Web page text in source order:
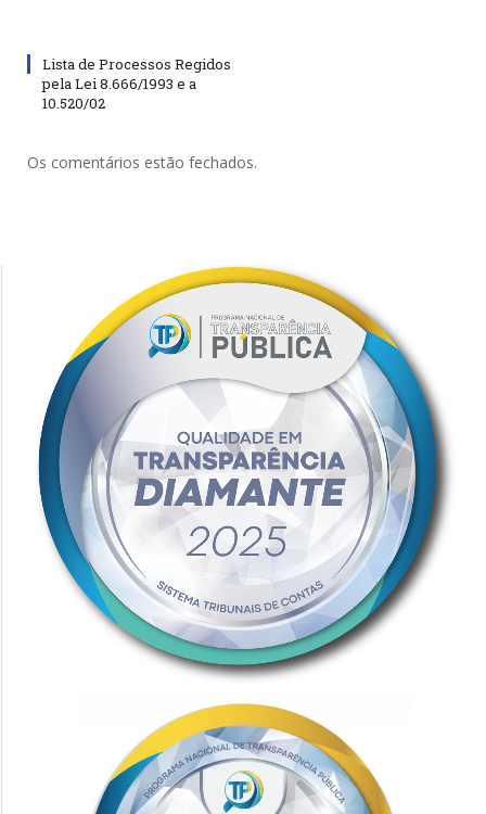
Lista de Processos Regidos
pela Lei 8.666/1993 e a
10.520/02
Os comentários estão fechados.